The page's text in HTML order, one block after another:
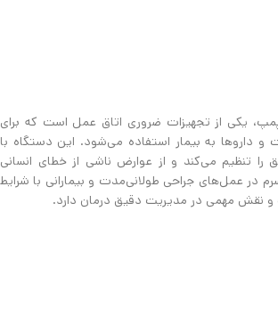
یکی از تجهیزات ضروری اتاق عمل است که برای
و داروها به بیمار استفاده می‌شود. این دستگاه با
را تنظیم می‌کند و از عوارض ناشی از خطای انسانی
در عمل‌های جراحی طولانی‌مدت و بیمارانی با شرایط
نقش مهمی در مدیریت دقیق درمان دارد.